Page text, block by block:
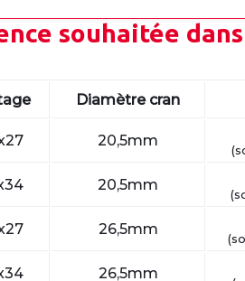
souhaitée
Diamètre cran
20,5mm
(
20,5mm
(
26,5mm
(
26,5mm